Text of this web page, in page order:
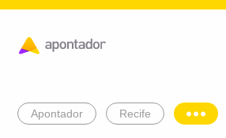
Apontador Recife